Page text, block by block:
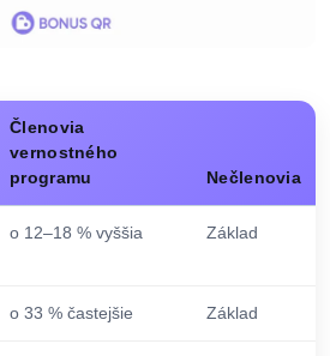
Členovia
vernostného
programu
Nečlenovia
o 12–18 % vyššia Základ
o 33 % častejšie Základ